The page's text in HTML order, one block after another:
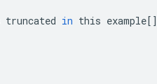
truncated in this example[]